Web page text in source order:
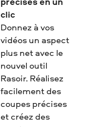
clic
Donnez à vos
vidéos un aspect
plus net avec le
nouvel outil
Rasoir. Réalisez
facilement des
coupes précises
et créez des